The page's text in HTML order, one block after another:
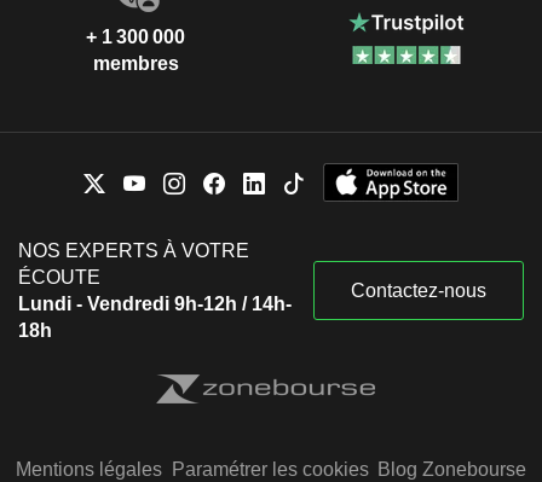
+ 1 300 000
membres
NOS EXPERTS À VOTRE
ÉCOUTE
Lundi - Vendredi 9h-12h / 14h-
18h
Contactez-nous
Mentions légales Paramétrer les cookies Blog Zonebourse